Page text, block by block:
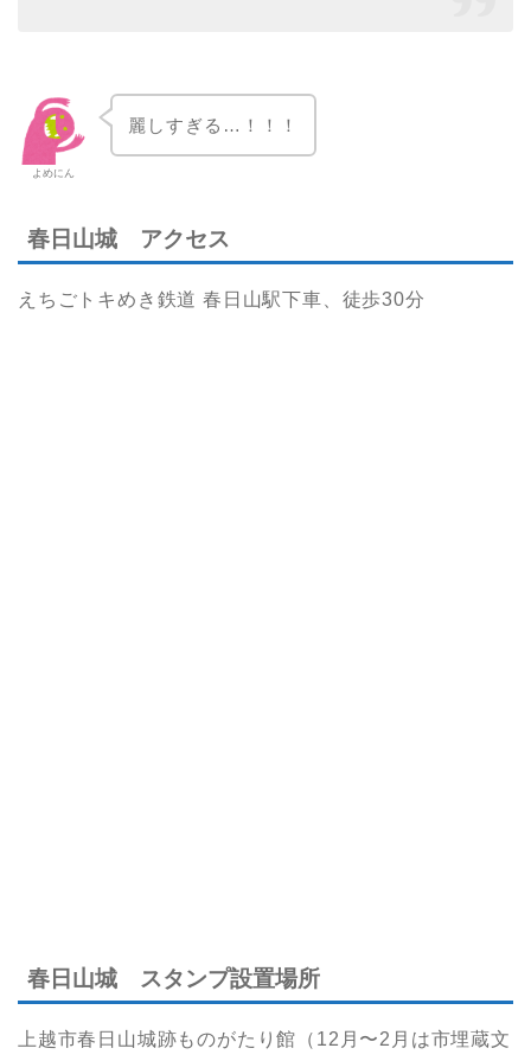
よめにん
麗しすぎる…！！！
春日山城 アクセス
えちごトキめき鉄道 春日山駅下車、徒歩30分
春日山城 スタンプ設置場所
上越市春日山城跡ものがたり館（12月〜2月は市埋蔵文